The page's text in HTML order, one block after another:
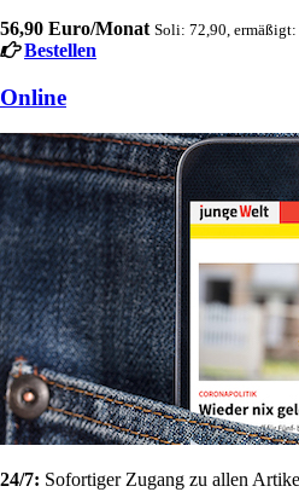
56,90 Euro/Monat Soli: 72,90, ermäßigt:
Bestellen
Online
24/7: Sofortiger Zugang zu allen